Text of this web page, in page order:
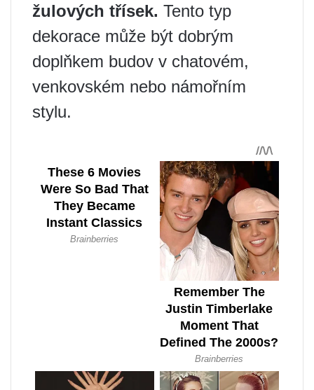
žulových třísek. Tento typ
dekorace může být dobrým
doplňkem budov v chatovém,
venkovském nebo námořním
stylu.